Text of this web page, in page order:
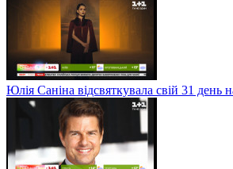
Юлія Саніна відсвяткувала свій 31 день